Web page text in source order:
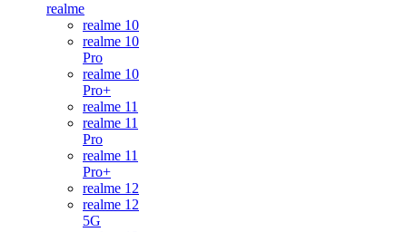
realme
realme 10
realme 10
Pro
realme 10
Pro+
realme 11
realme 11
Pro
realme 11
Pro+
realme 12
realme 12
5G